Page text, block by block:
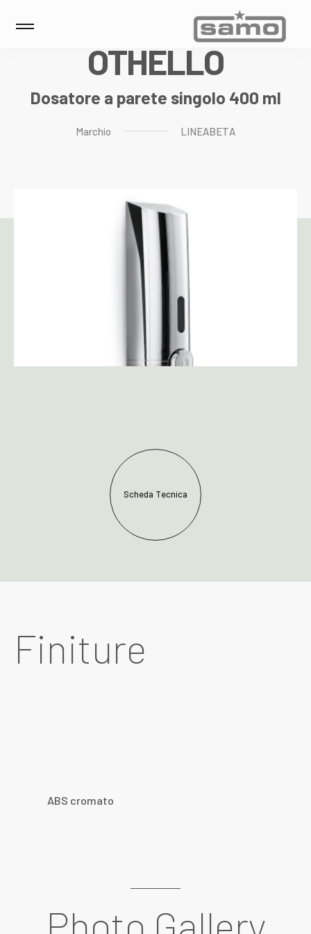
OTHELLO
Dosatore a parete singolo 400 ml
Marchio LINEABETA
Scheda Tecnica
Finiture
ABS cromato